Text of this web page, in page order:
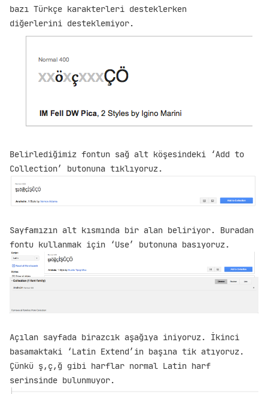
bazı Türkçe karakterleri desteklerken
diğerlerini desteklemiyor.
Belirlediğimiz fontun sağ alt köşesindeki ‘Add to
Collection’ butonuna tıklıyoruz.
Sayfamızın alt kısmında bir alan beliriyor. Buradan
fontu kullanmak için ‘Use’ butonuna basıyoruz.
Açılan sayfada birazcık aşağıya iniyoruz. İkinci
basamaktaki ‘Latin Extend’in başına tik atıyoruz.
Çünkü ş,ç,ğ gibi harflar normal Latin harf
serinsinde bulunmuyor.